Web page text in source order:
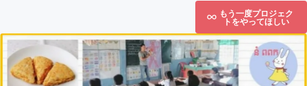
もう一度プロジェク
トをやってほしい